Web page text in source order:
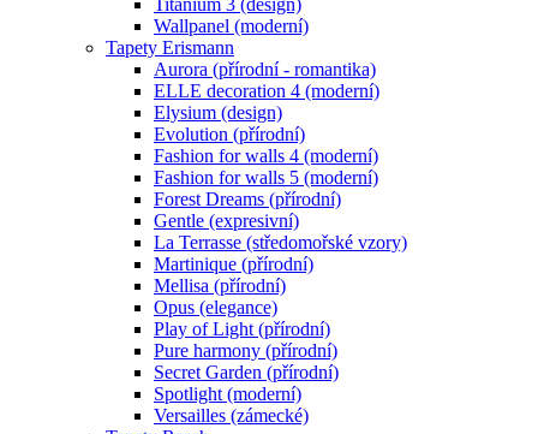
Wallpanel (moderní)
Tapety Erismann
Aurora (přírodní - romantika)
ELLE decoration 4 (moderní)
Elysium (design)
Evolution (přírodní)
Fashion for walls 4 (moderní)
Fashion for walls 5 (moderní)
Forest Dreams (přírodní)
Gentle (expresivní)
La Terrasse (středomořské vzory)
Martinique (přírodní)
Mellisa (přírodní)
Opus (elegance)
Play of Light (přírodní)
Pure harmony (přírodní)
Secret Garden (přírodní)
Spotlight (moderní)
Versailles (zámecké)